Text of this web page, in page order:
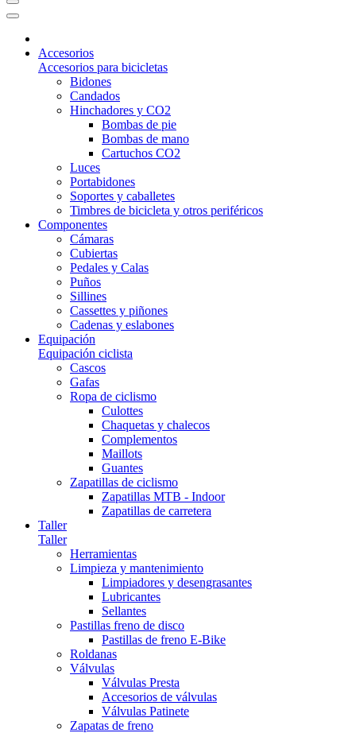
Accesorios
Accesorios para bicicletas
Bidones
Candados
Hinchadores y CO2
Bombas de pie
Bombas de mano
Cartuchos CO2
Luces
Portabidones
Soportes y caballetes
Timbres de bicicleta y otros periféricos
Componentes
Cámaras
Cubiertas
Pedales y Calas
Puños
Sillines
Cassettes y piñones
Cadenas y eslabones
Equipación
Equipación ciclista
Cascos
Gafas
Ropa de ciclismo
Culottes
Chaquetas y chalecos
Complementos
Maillots
Guantes
Zapatillas de ciclismo
Zapatillas MTB - Indoor
Zapatillas de carretera
Taller
Taller
Herramientas
Limpieza y mantenimiento
Limpiadores y desengrasantes
Lubricantes
Sellantes
Pastillas freno de disco
Pastillas de freno E-Bike
Roldanas
Válvulas
Válvulas Presta
Accesorios de válvulas
Válvulas Patinete
Zapatas de freno